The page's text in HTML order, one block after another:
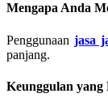
Mengapa Anda
Penggunaan jasa
panjang.
Keunggulan